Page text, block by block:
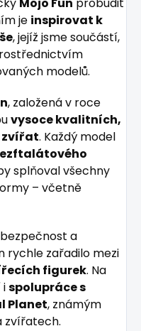
Mojo Fun probudit
je inspirovat k
, jejíž jsme součástí,
modelů.
, založená v roce
vysoce kvalitních,
zvířat. Každý model
splňoval všechny
– včetně
a
rychle zařadilo mezi
figurek. Na
ispolupráce s
Planet, známým
zvířatech.